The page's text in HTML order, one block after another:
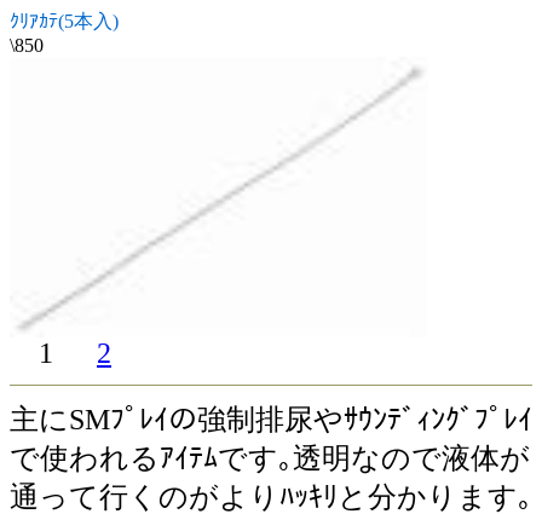
ｸﾘｱｶﾃ(5本入)
\850
1 2
主にSMﾌﾟﾚｲの強制排尿やｻｳﾝﾃﾞｨﾝｸﾞﾌﾟﾚｲ
で使われるｱｲﾃﾑです｡透明なので液体が
通って行くのがよりﾊｯｷﾘと分かります｡